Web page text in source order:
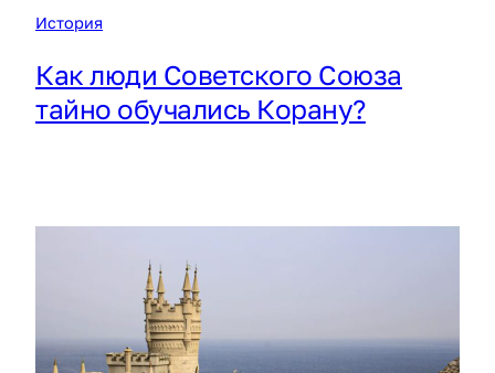
История
Как люди Советского Союза
тайно обучались Корану?